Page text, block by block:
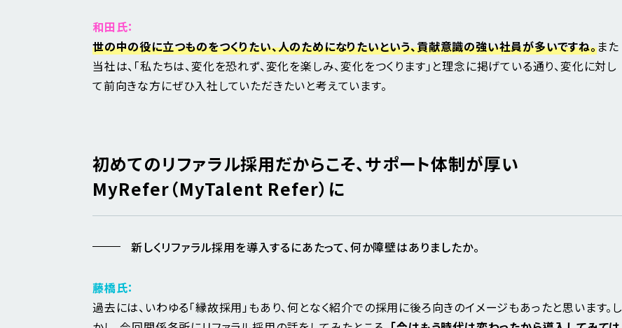
和田氏：
世の中の役に立つものをつくりたい、人のためになりたいという、貢献意識の強い社員が多いですね。また
当社は、「私たちは、変化を恐れず、変化を楽しみ、変化をつくります」と理念に掲げている通り、変化に対し
て前向きな方にぜひ入社していただきたいと考えています。
初めてのリファラル採用だからこそ、サポート体制が厚い
MyRefer（MyTalent Refer）に
新しくリファラル採用を導入するにあたって、何か障壁はありましたか。
藤橋氏：
過去には、いわゆる「縁故採用」もあり、何となく紹介での採用に後ろ向きのイメージもあったと思います。し